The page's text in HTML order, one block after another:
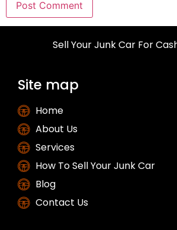
Sell Your Junk Car For
Site map
Home
About Us
Services
How To Sell Your Junk Car
Blog
Contact Us